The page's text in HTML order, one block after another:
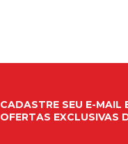
CADASTRE SEU E-MAIL
OFERTAS EXCLUSIVAS